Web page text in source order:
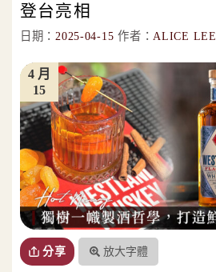
登台亮相
日期：2025-04-15 作者：ALICE LEE
15
4 月
分享 放大字體